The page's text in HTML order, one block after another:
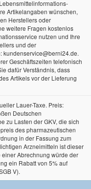
Artikelangaben wünschen,
Herstellers oder
weitere Fragen kostenlos
nutzen und Ihre
und der
kundenservice@berni24.de.
Geschäftszeiten telefonisch
dafür Verständnis, dass
Artikels vor der Lieferung
Lauer-Taxe. Preis:
Deutschen
zu Lasten der GKV, die sich
des pharmazeutischen
in der Fassung zum
Arzneimitteln ist dieser
Abrechnung würde der
ein Rabatt von 5% auf
V).